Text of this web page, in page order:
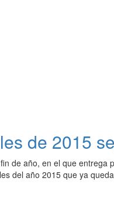
de 2015
de año, en el que entrega
del año 2015 que ya